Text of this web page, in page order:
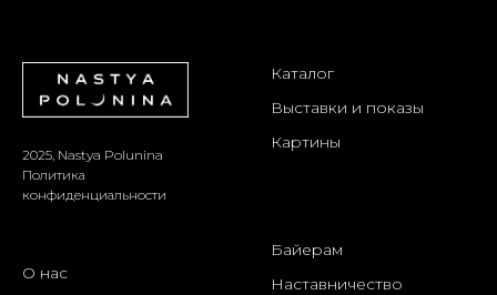
2025, Nastya Polunina
Политика
конфиденциальности
Каталог
Выставки и показы
Картины
О нас
Байерам
Наставничество